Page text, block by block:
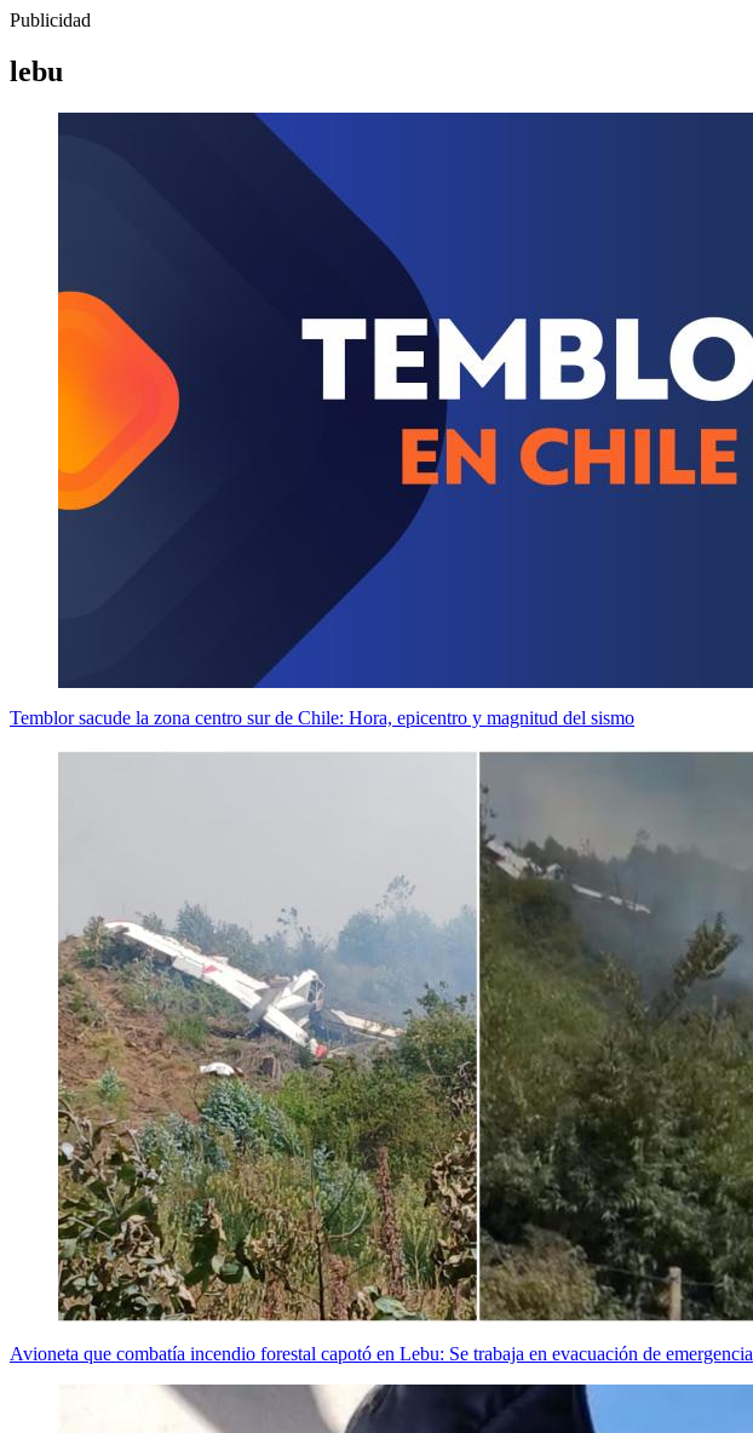
Publicidad
lebu
Temblor sacude la zona centro sur de Chile: Hora, epicentro y magnitud del sismo
Avioneta que combatía incendio forestal capotó en Lebu: Se trabaja en evacuación de emergencia